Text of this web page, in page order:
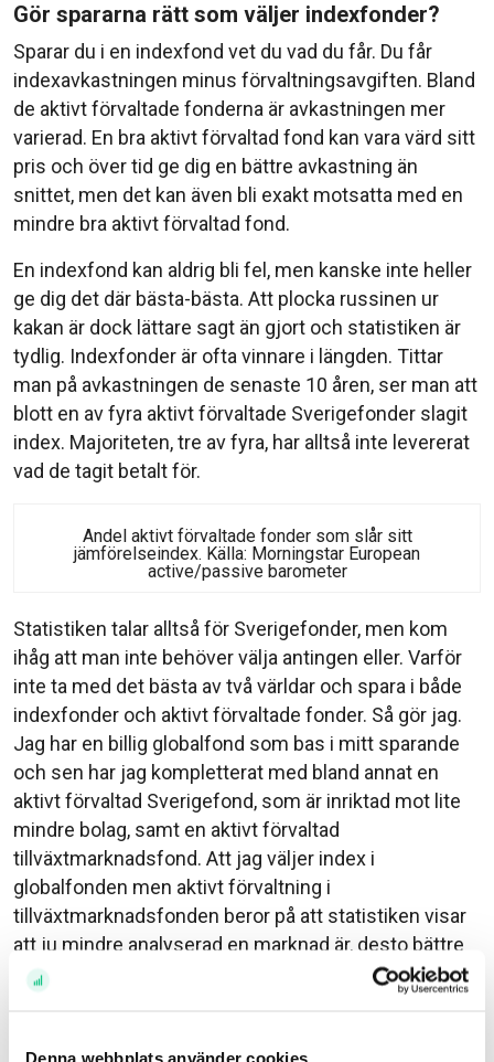
Denna webbplats använder cookies
Gör spararna rätt som väljer indexfonder?
Sparar du i en indexfond vet du vad du får. Du får
indexavkastningen minus förvaltningsavgiften. Bland
de aktivt förvaltade fonderna är avkastningen mer
varierad. En bra aktivt förvaltad fond kan vara värd sitt
pris och över tid ge dig en bättre avkastning än
snittet, men det kan även bli exakt motsatta med en
mindre bra aktivt förvaltad fond.
En indexfond kan aldrig bli fel, men kanske inte heller
ge dig det där bästa-bästa. Att plocka russinen ur
kakan är dock lättare sagt än gjort och statistiken är
tydlig. Indexfonder är ofta vinnare i längden. Tittar
man på avkastningen de senaste 10 åren, ser man att
blott en av fyra aktivt förvaltade Sverigefonder slagit
index. Majoriteten, tre av fyra, har alltså inte levererat
vad de tagit betalt för.
Andel aktivt förvaltade fonder som slår sitt
jämförelseindex. Källa: Morningstar European
active/passive barometer
Statistiken talar alltså för Sverigefonder, men kom
ihåg att man inte behöver välja antingen eller. Varför
inte ta med det bästa av två världar och spara i både
indexfonder och aktivt förvaltade fonder. Så gör jag.
Jag har en billig globalfond som bas i mitt sparande
och sen har jag kompletterat med bland annat en
aktivt förvaltad Sverigefond, som är inriktad mot lite
mindre bolag, samt en aktivt förvaltad
tillväxtmarknadsfond. Att jag väljer index i
globalfonden men aktivt förvaltning i
tillväxtmarknadsfonden beror på att statistiken visar
att ju mindre analyserad en marknad är, desto bättre
förutsättningar finns det för aktiv förvaltning. Något
som blir extra tydligt när man jämför de aktiva